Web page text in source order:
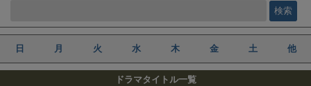
日 月 火 水 木 金 土 他
ドラマタイトル一覧